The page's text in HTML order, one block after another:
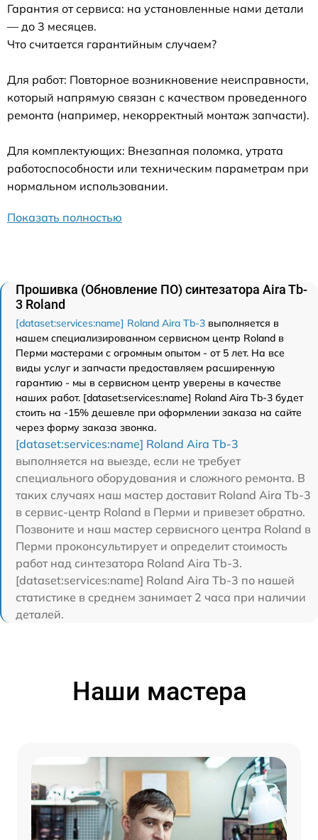
Гарантия от сервиса: на установленные нами детали
— до 3 месяцев.
Что считается гарантийным случаем?
Для работ: Повторное возникновение неисправности,
который напрямую связан с качеством проведенного
ремонта (например, некорректный монтаж запчасти).
Для комплектующих: Внезапная поломка, утрата
работоспособности или техническим параметрам при
нормальном использовании.
Показать полностью
Прошивка (Обновление ПО) синтезатора Aira Tb-
3 Roland
[dataset:services:name] Roland Aira Tb-3 выполняется в
нашем специализированном сервисном центр Roland в
Перми мастерами с огромным опытом - от 5 лет. На все
виды услуг и запчасти предоставляем расширенную
гарантию - мы в сервисном центр уверены в качестве
наших работ. [dataset:services:name] Roland Aira Tb-3 будет
стоить на -15% дешевле при оформлении заказа на сайте
через форму заказа звонка.
[dataset:services:name] Roland Aira Tb-3
выполняется на выезде, если не требует
специального оборудования и сложного ремонта. В
таких случаях наш мастер доставит Roland Aira Tb-3
в сервис-центр Roland в Перми и привезет обратно.
Позвоните и наш мастер сервисного центра Roland в
Перми проконсультирует и определит стоимость
работ над синтезатора Roland Aira Tb-3.
[dataset:services:name] Roland Aira Tb-3 по нашей
статистике в среднем занимает 2 часа при наличии
деталей.
Наши мастера